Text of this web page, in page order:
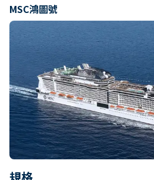
MSC鴻圖號